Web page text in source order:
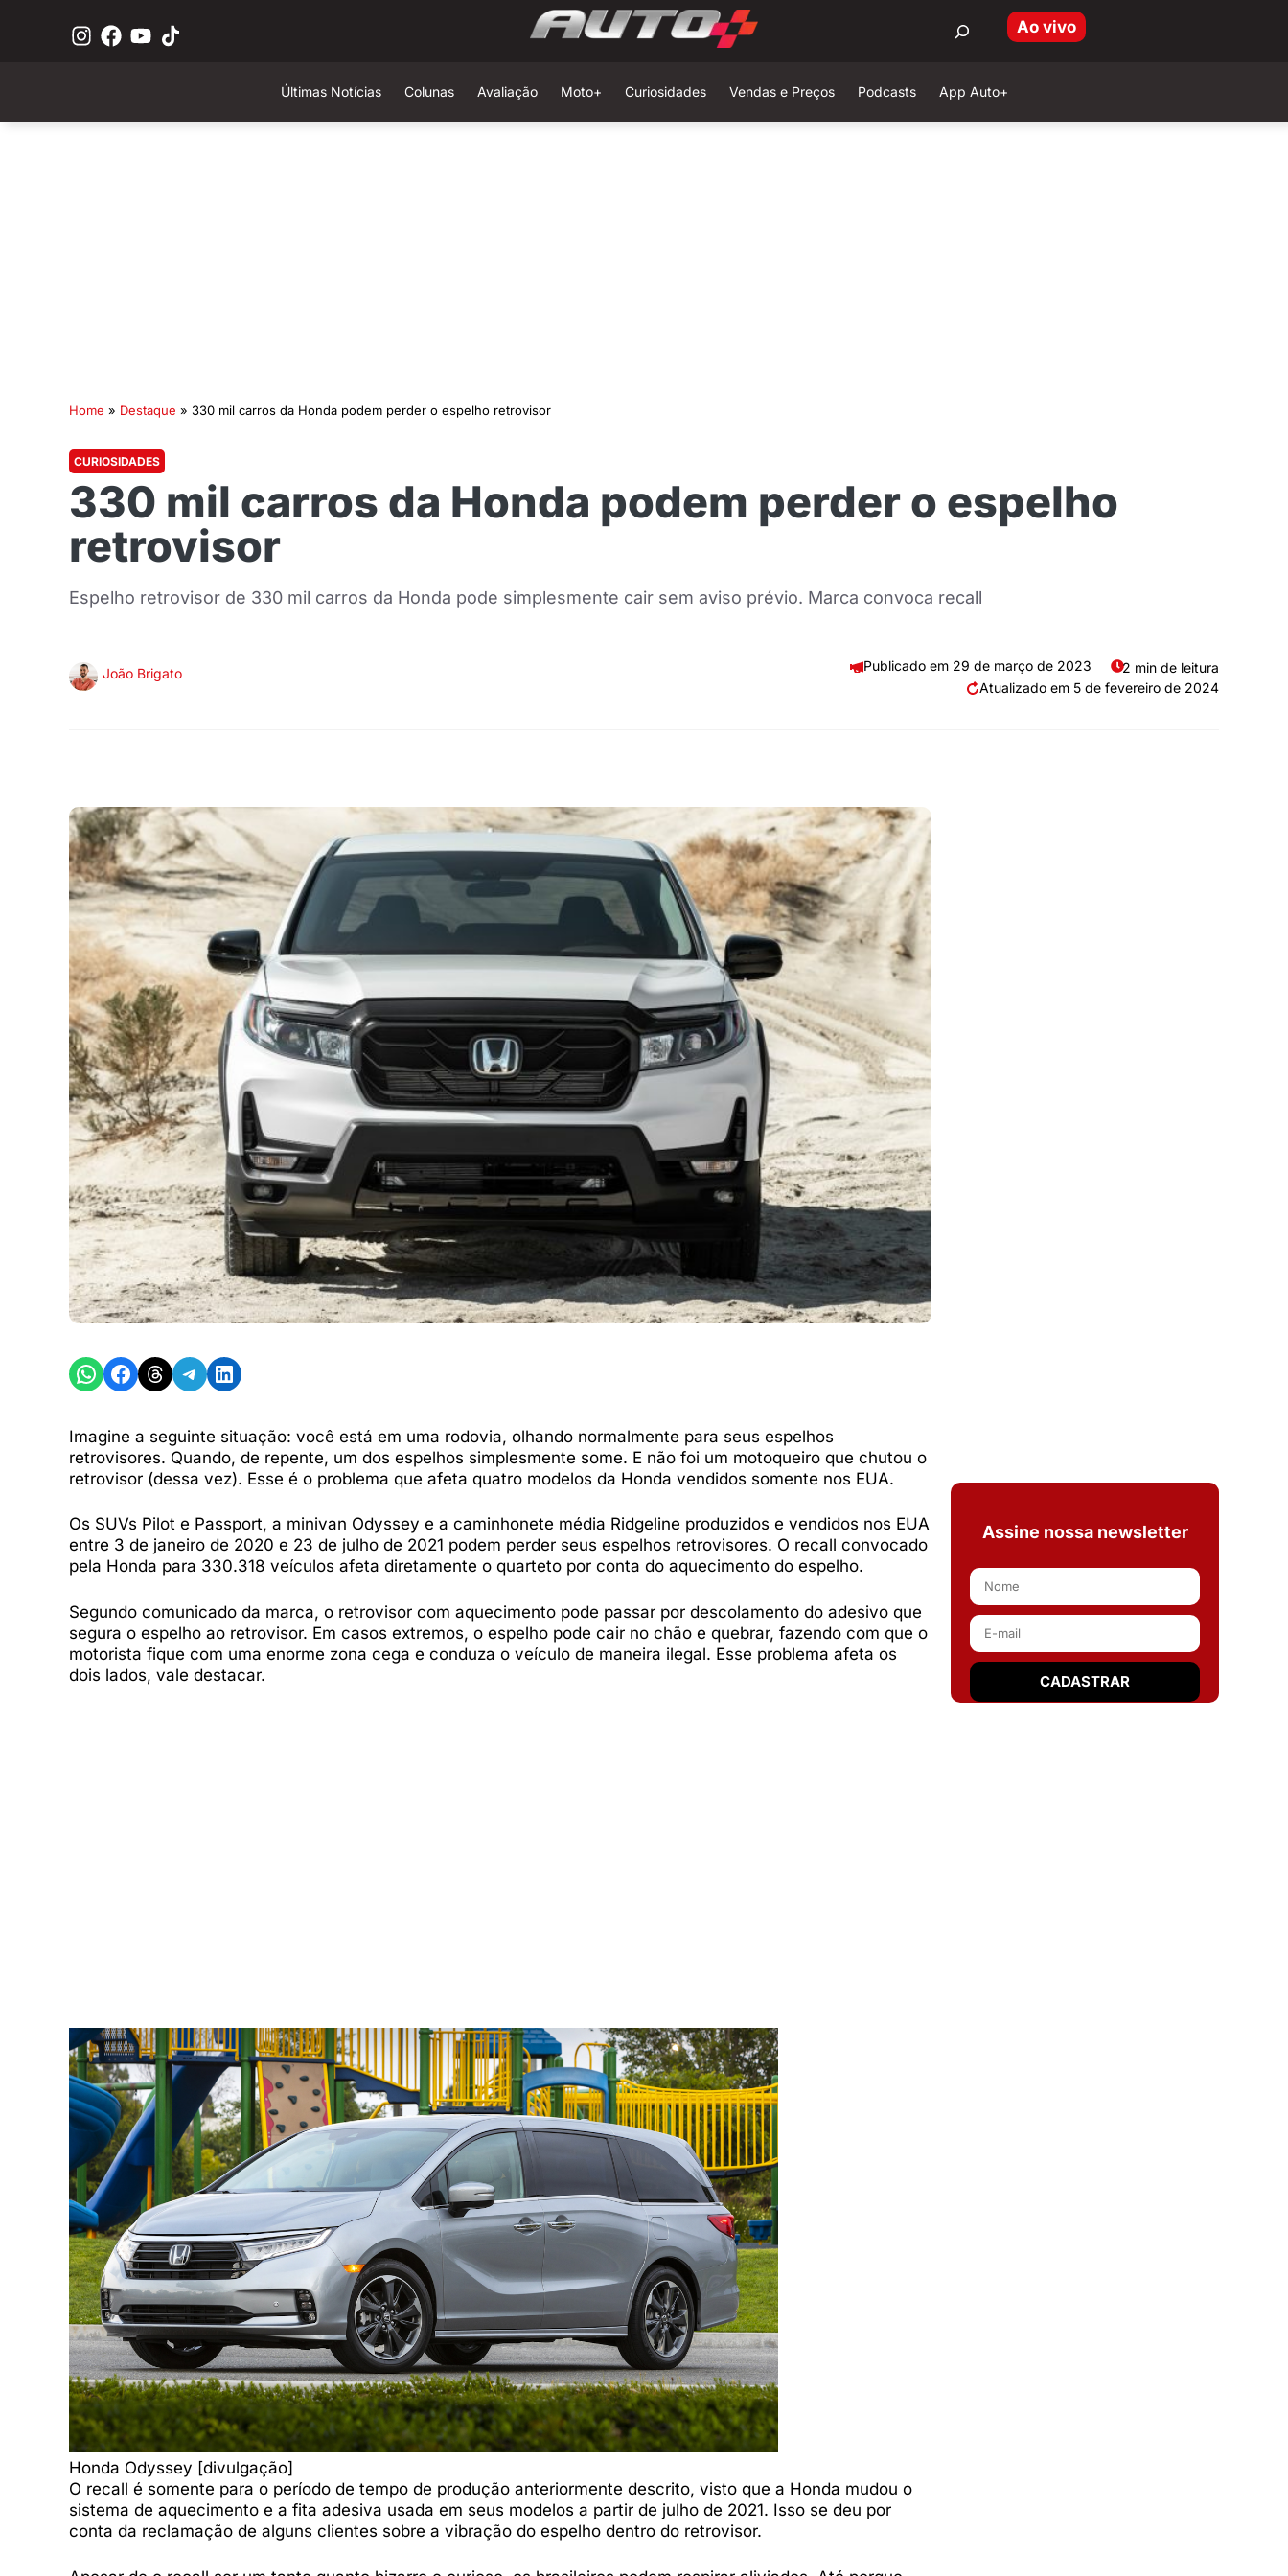
Ao vivo
Últimas Notícias Colunas Avaliação Moto+ Curiosidades Vendas e Preços Podcasts App Auto+
Home » Destaque » 330 mil carros da Honda podem perder o espelho retrovisor
CURIOSIDADES
330 mil carros da Honda podem perder o espelho
retrovisor
Espelho retrovisor de 330 mil carros da Honda pode simplesmente cair sem aviso prévio. Marca convoca recall
João Brigato 29 de março de 2023
2 min de leitura
5 de fevereiro de 2024
Share on WhatsApp
Share on Facebook
Share on Threads
Share on Telegram
Share on LinkedIn
Imagine a seguinte situação: você está em uma rodovia, olhando normalmente para seus espelhos
retrovisores. Quando, de repente, um dos espelhos simplesmente some. E não foi um motoqueiro que chutou o
retrovisor (dessa vez). Esse é o problema que afeta quatro modelos da Honda vendidos somente nos EUA.
Os SUVs Pilot e Passport, a minivan Odyssey e a caminhonete média Ridgeline produzidos e vendidos nos EUA
entre 3 de janeiro de 2020 e 23 de julho de 2021 podem perder seus espelhos retrovisores. O recall convocado
pela Honda para 330.318 veículos afeta diretamente o quarteto por conta do aquecimento do espelho.
Segundo comunicado da marca, o retrovisor com aquecimento pode passar por descolamento do adesivo que
segura o espelho ao retrovisor. Em casos extremos, o espelho pode cair no chão e quebrar, fazendo com que o
motorista fique com uma enorme zona cega e conduza o veículo de maneira ilegal. Esse problema afeta os
dois lados, vale destacar.
Honda Odyssey [divulgação]
O recall é somente para o período de tempo de produção anteriormente descrito, visto que a Honda mudou o
sistema de aquecimento e a fita adesiva usada em seus modelos a partir de julho de 2021. Isso se deu por
conta da reclamação de alguns clientes sobre a vibração do espelho dentro do retrovisor.
Assine nossa newsletter